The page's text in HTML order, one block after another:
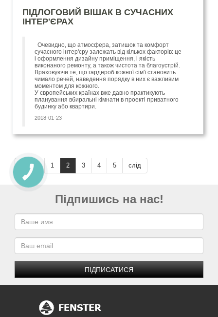
ПІДЛОГОВИЙ ВІШАК В СУЧАСНИХ
ІНТЕР'ЄРАХ
Очевидно, що атмосфера, затишок та комфорт
сучасного інтер'єру залежать від кількох факторів: це
і оформлення дизайну приміщення, і якість
виконаного ремонту, а також чистота та благоустрій.
Враховуючи те, що гардероб кожної сім'ї становить
чимало речей, наведення порядку в них є важливим
моментом для кожного.
У європейських країнах вже давно практикують
планування вбиральні кімнати в проекті приватного
будинку або квартири.
2018-01-23
перед 1 2 3 4 5 слід
Підпишись на нас!
ПІДПИСАТИСЯ